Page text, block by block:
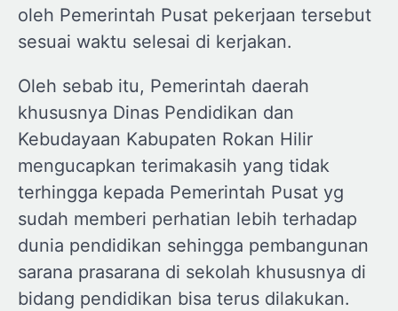
oleh Pemerintah Pusat pekerjaan tersebut
sesuai waktu selesai di kerjakan.
Oleh sebab itu, Pemerintah daerah
khususnya Dinas Pendidikan dan
Kebudayaan Kabupaten Rokan Hilir
mengucapkan terimakasih yang tidak
terhingga kepada Pemerintah Pusat yg
sudah memberi perhatian lebih terhadap
dunia pendidikan sehingga pembangunan
sarana prasarana di sekolah khususnya di
bidang pendidikan bisa terus dilakukan.